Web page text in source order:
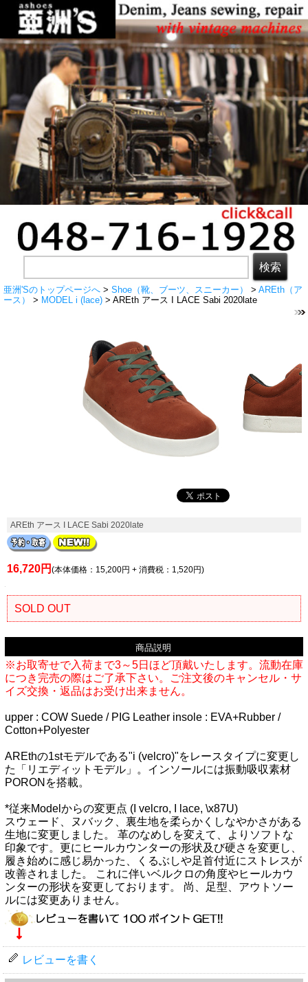
亜洲'Sのトップページへ > Shoe（靴、ブーツ、スニーカー） > AREth（ア
ース）
> MODEL i (lace) > AREth アース I LACE Sabi 2020late
AREth アース I LACE Sabi 2020late
16,720円 (本体価格：15,200円 + 消費税：1,520円)
SOLD OUT
商品説明
※お取寄せで入荷まで3～5日ほど頂戴いたします。流動在庫
につき完売の際はご了承下さい。ご注文後のキャンセル・サ
イズ交換・返品はお受け出来ません。
upper : COW Suede / PIG Leather insole : EVA+Rubber /
Cotton+Polyester
AREthの1stモデルである"i (velcro)"をレースタイプに変更し
た「リエディットモデル」。インソールには振動吸収素材
PORONを搭載。
*従来Modelからの変更点 (I velcro, I lace, \x87U)
スウェード、ヌバック、裏生地を柔らかくしなやかさがある
生地に変更しました。 革のなめしを変えて、よりソフトな
印象です。更にヒールカウンターの形状及び硬さを変更し、
履き始めに感じ易かった、くるぶしや足首付近にストレスが
改善されました。 これに伴いベルクロの角度やヒールカウ
ンターの形状を変更しております。 尚、足型、アウトソー
ルには変更ありません。
レビューを書く